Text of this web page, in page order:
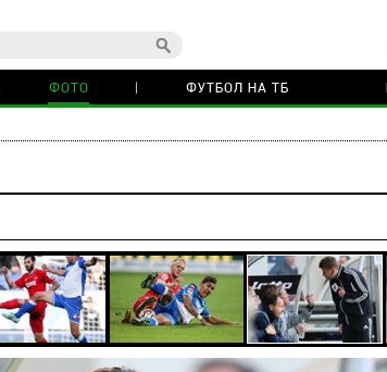
ФОТО ФУТБОЛ НА ТБ